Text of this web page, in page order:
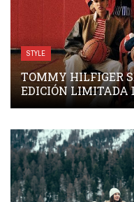
STYLE
TOMMY HILFIGER
EDICIÓN LIMITADA